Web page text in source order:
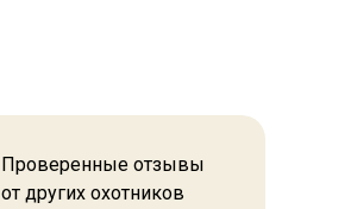
Проверенные отзывы
от других охотников